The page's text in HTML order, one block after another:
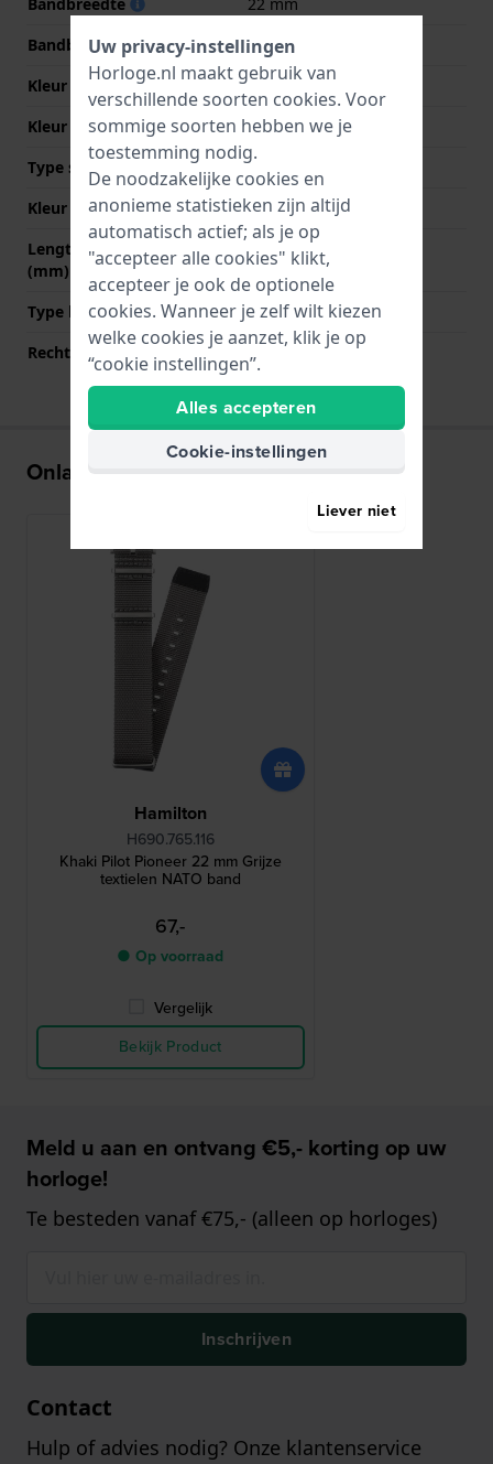
Bandbreedte bij sluiting
22 mm
Kleur Band
Grijs
Kleur stiksel
Grijs
Type sluiting
Gesp
Kleur sluiting
Zilver
Lengte band op 12 uur
(mm)
250 mm
Type bevestiging
Bandpennen
Rechte bandaanzet
Onlangs bekeken
Hamilton
H690.765.116
Khaki Pilot Pioneer 22 mm Grijze
textielen NATO band
67,-
● Op voorraad
Vergelijk
Bekijk Product
Meld u aan en ontvang €5,- korting op uw
horloge!
Te besteden vanaf €75,- (alleen op horloges)
Inschrijven
Contact
Hulp of advies nodig? Onze klantenservice
Uw privacy-instellingen
Horloge.nl maakt gebruik van
verschillende soorten cookies. Voor
sommige soorten hebben we je
toestemming nodig.
De noodzakelijke cookies en
anonieme statistieken zijn altijd
automatisch actief; als je op
"accepteer alle cookies" klikt,
accepteer je ook de optionele
cookies. Wanneer je zelf wilt kiezen
welke cookies je aanzet, klik je op
“cookie instellingen”.
Alles accepteren
Cookie-instellingen
Liever niet